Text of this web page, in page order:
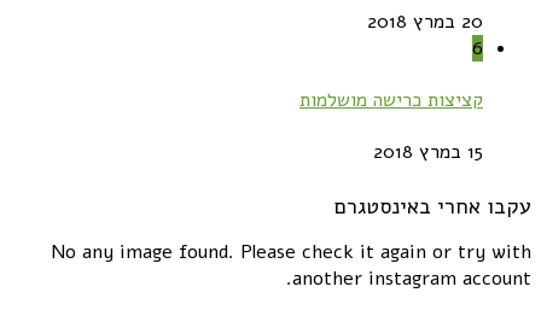
20 במרץ 2018
6
קציצות כרישה מושלמות
15 במרץ 2018
עקבו אחרי באינסטגרם
No any image found. Please check it again or try with
another instagram account.